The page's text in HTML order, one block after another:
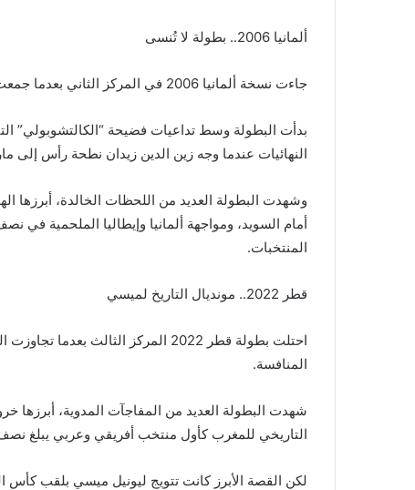
ألمانيا 2006.. بطولة لا تُنسى
جاءت نسخة ألمانيا 2006 في المركز الثاني بعدما جمعت بين الإثارة الكروية والقصص الدرامية.
بدأت البطولة وسط تداعيات فضيحة “الكالتشوبولي”
النهائيات عندما وجه زين الدين زيدان نطحة رأس إلى
وشهدت البطولة العديد من اللحظات الخالدة، أبرزها
أمام السويد، ومواجهة ألمانيا وإيطاليا الملحمية
المنتخبات.
قطر 2022.. مونديال التاريخ لميسي
احتلت بطولة قطر 2022 المركز
المنافسة.
شهدت البطولة العديد من المفاجآت المدوية، أبرزها
التاريخي للمغرب كأول منتخب أفريقي وعربي يبلغ نصف
لكن القصة الأبرز كانت تتويج ليونيل ميسي بلقب كأس